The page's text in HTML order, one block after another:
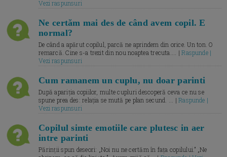
Vezi raspunsuri
Ne certăm mai des de când avem copil. E
normal?
De când a apărut copilul, parcă ne aprindem din orice. Un ton. O
remarcă. Cine s-a trezit din nou noaptea trecuta.... |Raspunde |
Vezi raspunsuri
Cum ramanem un cuplu, nu doar parinti
După apariția copiilor, multe cupluri descoperă ceva ce nu se
spune prea des: relația se mută pe plan secund. ... |Raspunde |
Vezi raspunsuri
Copilul simte emotiile care plutesc in aer
intre parinti
Părinții spun deseori: „Noi nu ne certăm în fața copilului.” „Ne